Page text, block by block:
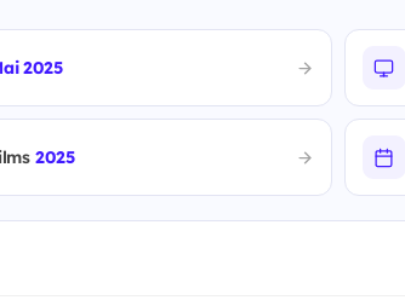
2025
2025